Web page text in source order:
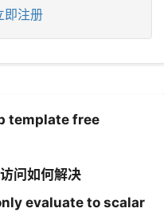
即注册
template free
问如何解决
evaluate to scalar